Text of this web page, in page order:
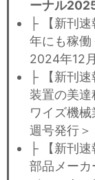
ーナル
├ 【新刊
年にも稼
2024年12
├ 【新刊
装置の美達
ワイズ機
週号発行＞
├ 【新刊
部品メー